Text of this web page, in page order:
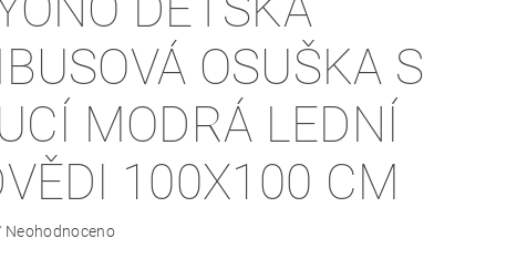
OSUŠKA S
MODRÁ LEDNÍ
100X100 CM
Neohodnoceno